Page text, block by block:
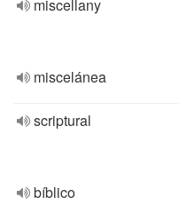
miscellany
miscelánea
scriptural
bíblico